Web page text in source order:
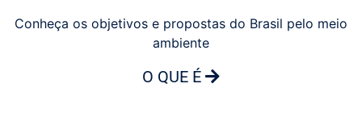
Conheça os objetivos e propostas do Brasil pelo meio
ambiente
O QUE É